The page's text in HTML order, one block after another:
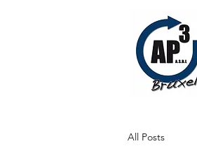
All Posts